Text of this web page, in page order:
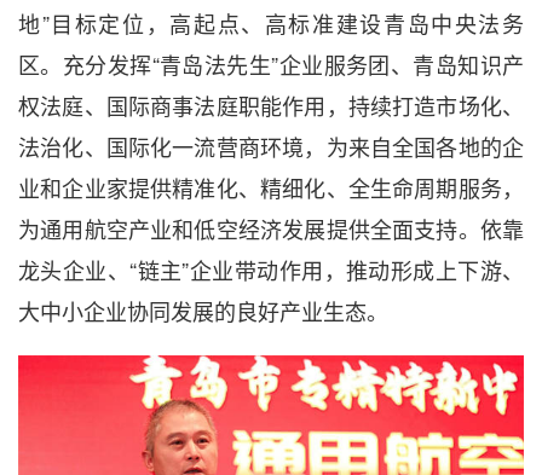
地”目标定位，高起点、高标准建设青岛中央法务
区。充分发挥“青岛法先生”企业服务团、青岛知识产
权法庭、国际商事法庭职能作用，持续打造市场化、
法治化、国际化一流营商环境，为来自全国各地的企
业和企业家提供精准化、精细化、全生命周期服务，
为通用航空产业和低空经济发展提供全面支持。依靠
龙头企业、“链主”企业带动作用，推动形成上下游、
大中小企业协同发展的良好产业生态。